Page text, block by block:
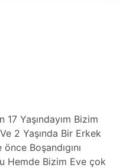
17 Yaşındayım Bizim
2 Yaşında Bir Erkek
Boşandıgını
Hemde Bizim Eve çok